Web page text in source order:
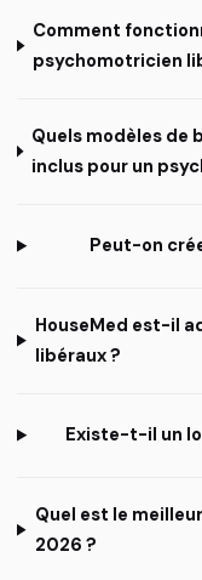
Comment
psychomotricien
Quels modèles de
inclus pour un
Peut-on
HouseMed est-il
libéraux ?
Existe-t-il un
Quel est le
2026 ?